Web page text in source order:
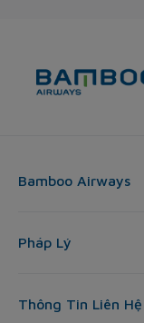
Bamboo Airways
Pháp Lý
Thông Tin Liên Hệ